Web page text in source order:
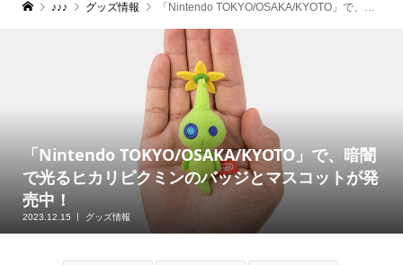
♪♪♪ グッズ情報 「Nintendo TOKYO/OSAKA/KYOTO」で、暗闇で光るヒカリピクミンのバッジとマスコットが発売中！
「Nintendo TOKYO/OSAKA/KYOTO」で、暗闇
で光るヒカリピクミンのバッジとマスコットが発
売中！
2023.12.15 グッズ情報